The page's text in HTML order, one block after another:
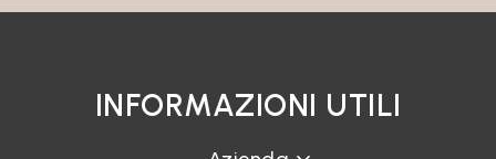
INFORMAZIONI UTILI